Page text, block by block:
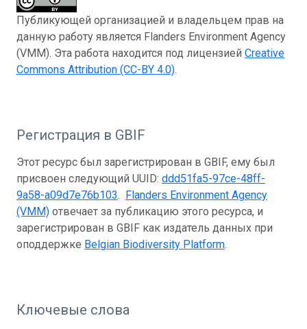
Публикующей организацией и владельцем прав на
данную работу является Flanders Environment Agency
(VMM). Эта работа находится под лицензией Creative
Commons Attribution (CC-BY 4.0).
Регистрация в GBIF
Этот ресурс был зарегистрирован в GBIF, ему был
присвоен следующий UUID: ddd51fa5-97ce-48ff-
9a58-a09d7e76b103. Flanders Environment Agency
(VMM) отвечает за публикацию этого ресурса, и
зарегистрирован в GBIF как издатель данных при
оподдержке Belgian Biodiversity Platform.
Ключевые слова